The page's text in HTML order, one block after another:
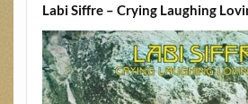
Labi Siffre – Crying Laughing